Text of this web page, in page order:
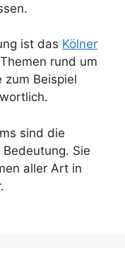
ist das Kölner
rund um
Beispiel
sind die
Sie
aller Art in